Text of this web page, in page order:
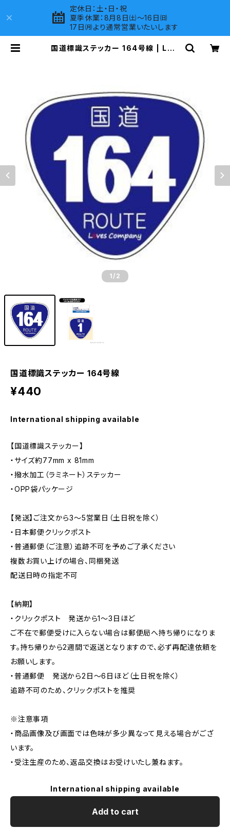
定休日：土・日・祝
夏季休業：8月8日㈯～16日㈰
17日㈪より通常営業いたいします
国道標識ステッカー 164号線 | LOV
1 /2
国道標識ステッカー 164号線
¥440
International shipping available
【国道標識ステッカー】
・サイズ約77mm x 81mm
・撥水加工（ラミネート）ステッカー
・OPP袋パッケージ
【発送】ご注文から3〜5営業日（土日祝を除く）
・日本郵便クリックポスト
・普通郵便（ご注意）追跡不可を予めご了承ください
複数お買い上げの場合、同梱発送
配送日時の指定不可
【納期】
・クリックポスト 発送から1〜3日ほど
ご不在で郵便受けに入らない場合は郵便局へ持ち帰りになりま
す。持ち帰りから2週間で返送となりますので、必ず再配達依頼を
お願いします。
・普通郵便 発送から2日〜6日ほど（土日祝を除く）
追跡不可のため、クリックポストを推奨
※注意事項
・商品画像及び画面では色味が多少異なって見える場合がござ
います。
・受注生産のため、返品交換はお受けいたし兼ねます。
International shipping available
Add to cart